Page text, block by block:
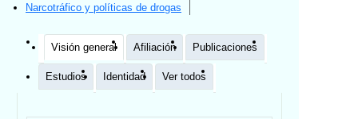
Narcotráfico y políticas de drogas
Visión general Afiliación Publicaciones
Estudios Identidad Ver todos